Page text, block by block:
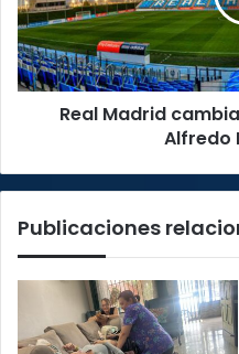
al
estadio
Alfredo
Di
StéfanoReal Madrid
Alfredo
Publicaciones